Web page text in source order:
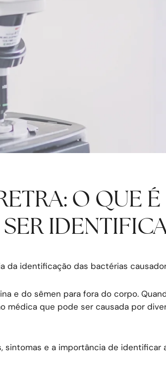
O QUE
da identificação das bactérias
e do sêmen para fora do corpo.
que pode ser causada por
sintomas e a importância de